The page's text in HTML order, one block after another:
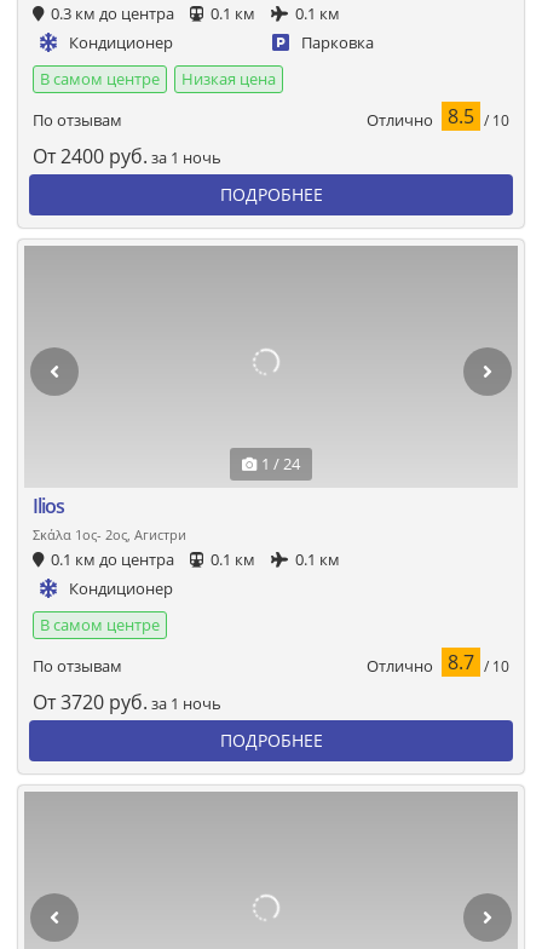
0.3 км до центра 0.1 км
0.1 км
Кондиционер
Парковка
В самом центре
Низкая цена
По отзывам
Отлично 8.5 / 10
От2400 руб. за 1 ночь
ПОДРОБНЕЕ
1 / 24
Ilios
Σκάλα 1ος- 2ος, Агистри
0.1 км до центра 0.1 км
0.1 км
Кондиционер
В самом центре
По отзывам
Отлично 8.7 / 10
От3720 руб. за 1 ночь
ПОДРОБНЕЕ